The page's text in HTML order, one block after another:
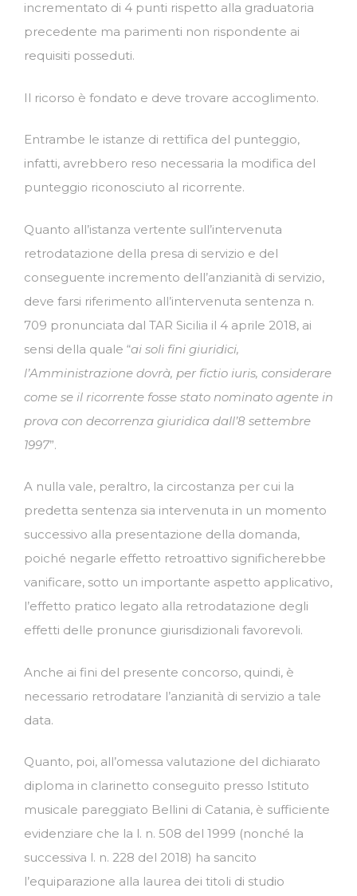
incrementato di 4 punti rispetto alla graduatoria
precedente ma parimenti non rispondente ai
requisiti posseduti.
Il ricorso è fondato e deve trovare accoglimento.
Entrambe le istanze di rettifica del punteggio,
infatti, avrebbero reso necessaria la modifica del
punteggio riconosciuto al ricorrente.
Quanto all’istanza vertente sull’intervenuta
retrodatazione della presa di servizio e del
conseguente incremento dell’anzianità di servizio,
deve farsi riferimento all’intervenuta sentenza n.
709 pronunciata dal TAR Sicilia il 4 aprile 2018, ai
sensi della quale “ai soli fini giuridici,
l’Amministrazione dovrà, per fictio iuris, considerare
come se il ricorrente fosse stato nominato agente in
prova con decorrenza giuridica dall’8 settembre
1997”.
A nulla vale, peraltro, la circostanza per cui la
predetta sentenza sia intervenuta in un momento
successivo alla presentazione della domanda,
poiché negarle effetto retroattivo significherebbe
vanificare, sotto un importante aspetto applicativo,
l’effetto pratico legato alla retrodatazione degli
effetti delle pronunce giurisdizionali favorevoli.
Anche ai fini del presente concorso, quindi, è
necessario retrodatare l’anzianità di servizio a tale
data.
Quanto, poi, all’omessa valutazione del dichiarato
diploma in clarinetto conseguito presso Istituto
musicale pareggiato Bellini di Catania, è sufficiente
evidenziare che la l. n. 508 del 1999 (nonché la
successiva l. n. 228 del 2018) ha sancito
l’equiparazione alla laurea dei titoli di studio